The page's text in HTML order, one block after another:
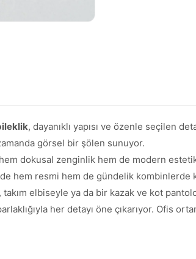
, dayanıklı yapısı ve özenle seçilen
görsel bir şölen sunuyor.
dokusal zenginlik hem de modern
hem resmi hem de gündelik kombinlerde
elbiseyle ya da bir kazak ve kot
her detayı öne çıkarıyor. Ofis